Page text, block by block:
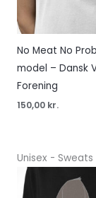
No Meat No
model – Dansk
Forening
150,00 kr.
Unisex - Sweats